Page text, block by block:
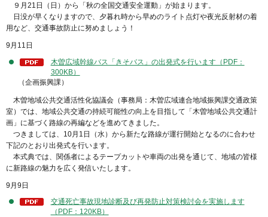
９月21日（日）から「秋の全国交通安全運動」が始まります。
日没が早くなりますので、夕暮れ時から早めのライト点灯や夜光反射材の着
用など、交通事故防止に努めましょう！
9月11日
木曽広域幹線バス「きそバス」の出発式を行います（PDF：
300KB）
（企画振興課）
木曽地域公共交通活性化協議会（事務局：木曽広域連合地域振興課交通政策
室）では、地域公共交通の持続可能性の向上を目指して「木曽地域公共交通計
画」に基づく路線の再編などを進めてきました。
つきましては、10月1日（水）から新たな路線が運行開始となるのに合わせ
下記のとおり出発式を行います。
本式典では、関係者によるテープカットや車両の出発を通じて、地域の皆様
に新路線の魅力を広く発信いたします。
9月9日
交通死亡事故現地診断及び再発防止対策検討会を実施します
（PDF：120KB）